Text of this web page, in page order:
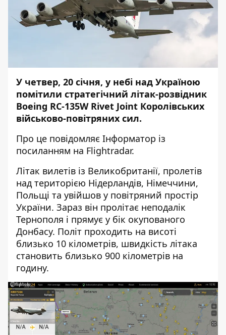
У четвер, 20 січня, у небі над Україною
помітили стратегічний літак-розвідник
Boeing RC-135W Rivet Joint Королівських
військово-повітряних сил.
Про це повідомляє Інформатор із
посиланням на Flightradar.
Літак вилетів із Великобританії, пролетів
над територією Нідерландів, Німеччини,
Польщі та увійшов у повітряний простір
України. Зараз він пролітає неподалік
Тернополя і прямує у бік окупованого
Донбасу. Політ проходить на висоті
близько 10 кілометрів, швидкість літака
становить близько 900 кілометрів на
годину.